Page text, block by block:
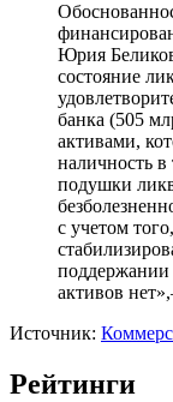
Юрия
состояние
банка (505
активами,
наличность в
подушки
с учетом
поддержании
активов
Источник:
Рейтинги